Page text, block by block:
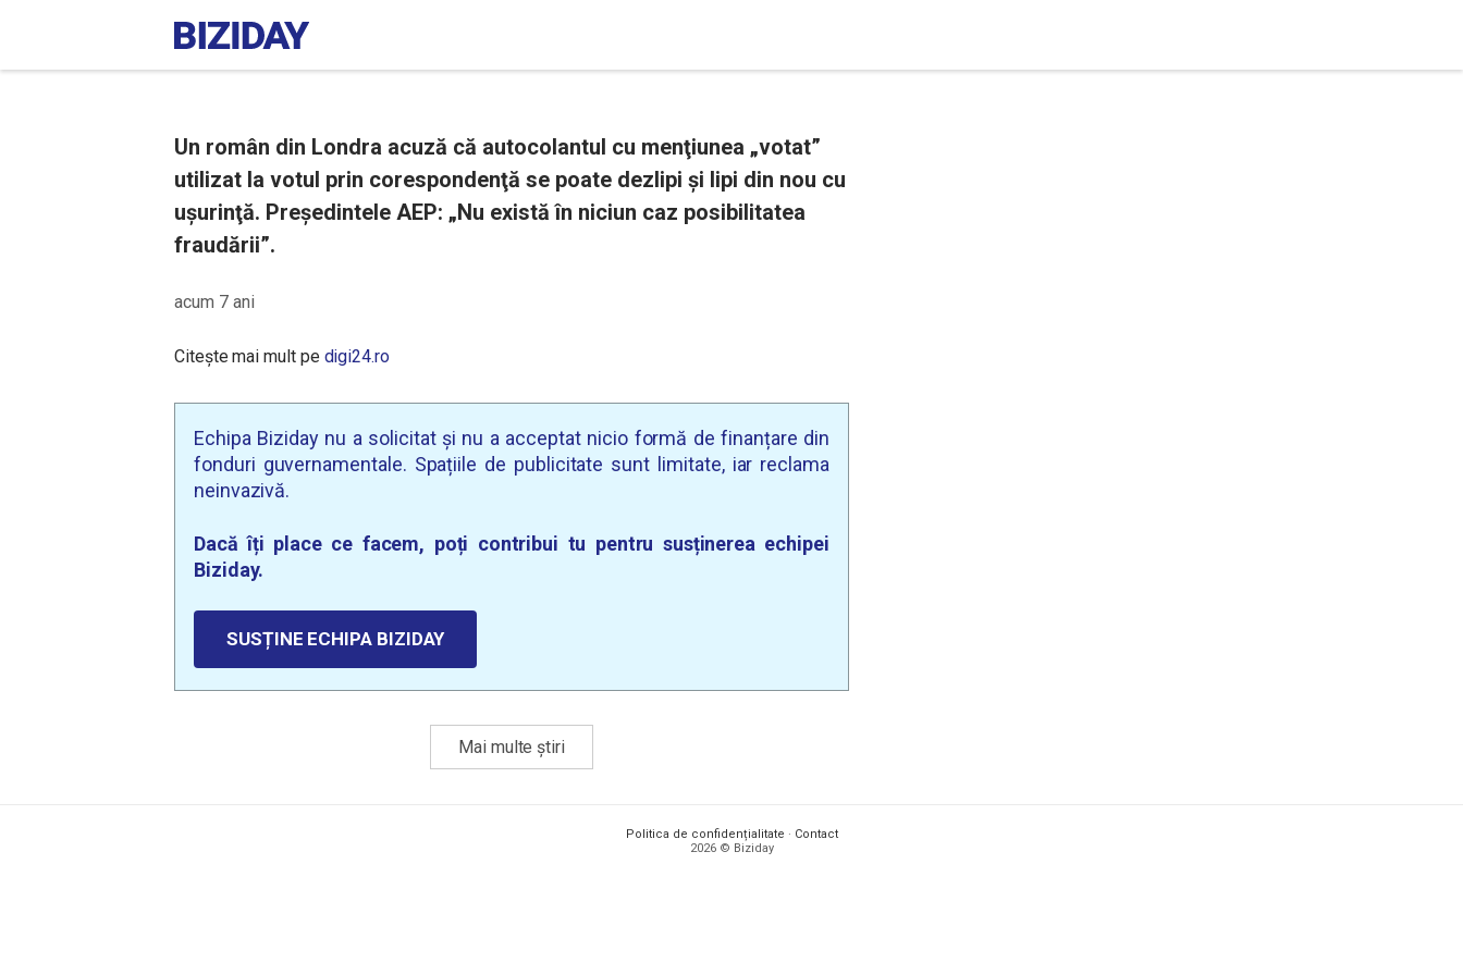
Un român din Londra acuză că autocolantul cu menţiunea „votat”
utilizat la votul prin corespondenţă se poate dezlipi şi lipi din nou cu
uşurinţă. Preşedintele AEP: „Nu există în niciun caz posibilitatea
fraudării”.
acum 7 ani
Citește mai mult pe digi24.ro
Echipa Biziday nu a solicitat și nu a acceptat nicio formă de finanțare din
fonduri guvernamentale. Spațiile de publicitate sunt limitate, iar reclama
neinvazivă.
Dacă îți place ce facem, poți contribui tu pentru susținerea echipei
Biziday.
SUSȚINE ECHIPA BIZIDAY
Mai multe știri
Politica de confidențialitate · Contact
2026 © Biziday